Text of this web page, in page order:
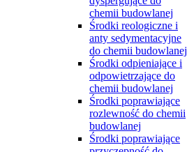
chemii budowlanej
Środki reologiczne i
anty sedymentacyjne
do chemii budowlanej
Środki odpieniające i
odpowietrzające do
chemii budowlanej
Środki poprawiające
rozlewność do chemii
budowlanej
Środki poprawiające